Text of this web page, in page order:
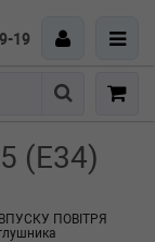
19
Пошук
(E34)
ПОВІТРЯ